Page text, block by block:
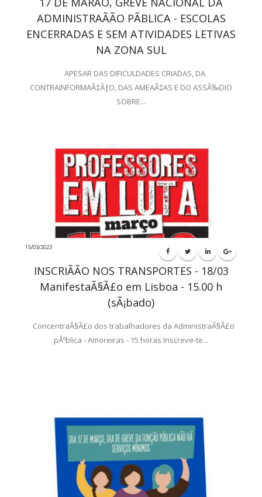
ADMINISTRAÃÃO PÃBLICA - ESCOLAS
ENCERRADAS E SEM ATIVIDADES LETIVAS
NA ZONA SUL
APESAR DAS DIFICULDADES CRIADAS, DA
CONTRAINFORMAÃ‡ÃƒO, DAS AMEAÃ‡AS E DO ASSÃ‰DIO
SOBRE...
15/03/2023
INSCRIÃÃO NOS TRANSPORTES - 18/03
ManifestaÃ§Ã£o em Lisboa - 15.00 h
(sÃ¡bado)
ConcentraÃ§Ã£o dos trabalhadores da AdministraÃ§Ã£o
pÃºblica - Amoreiras - 15 horas Inscreve-te...